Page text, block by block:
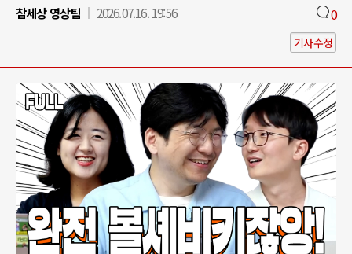
참세상 영상팀
2026.07.16. 19:56 0
기사수정